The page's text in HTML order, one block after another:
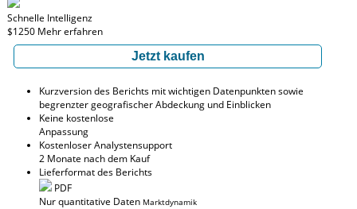
Schnelle Intelligenz
$1250 Mehr erfahren
Jetzt kaufen
Kurzversion des Berichts mit wichtigen Datenpunkten sowie
begrenzter geografischer Abdeckung und Einblicken
Keine kostenlose
Anpassung
Kostenloser Analystensupport
2 Monate nach dem Kauf
Lieferformat des Berichts
PDF
Nur quantitative Daten Marktdynamik